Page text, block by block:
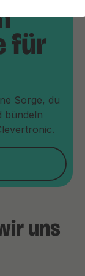
für
Sorge, du
bündeln
uns